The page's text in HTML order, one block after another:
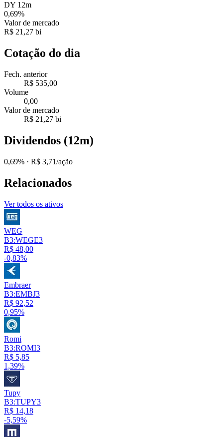
DY 12m
0,69%
Valor de mercado
R$ 21,27 bi
Cotação do dia
Fech. anterior
R$ 535,00
Volume
0,00
Valor de mercado
R$ 21,27 bi
Dividendos (12m)
0,69% · R$ 3,71/ação
Relacionados
Ver todos os ativos
WEG
B3:WEGE3
R$ 48,00
-0,83%
Embraer
B3:EMBJ3
R$ 92,52
0,95%
Romi
B3:ROMI3
R$ 5,85
1,39%
Tupy
B3:TUPY3
R$ 14,18
-5,59%